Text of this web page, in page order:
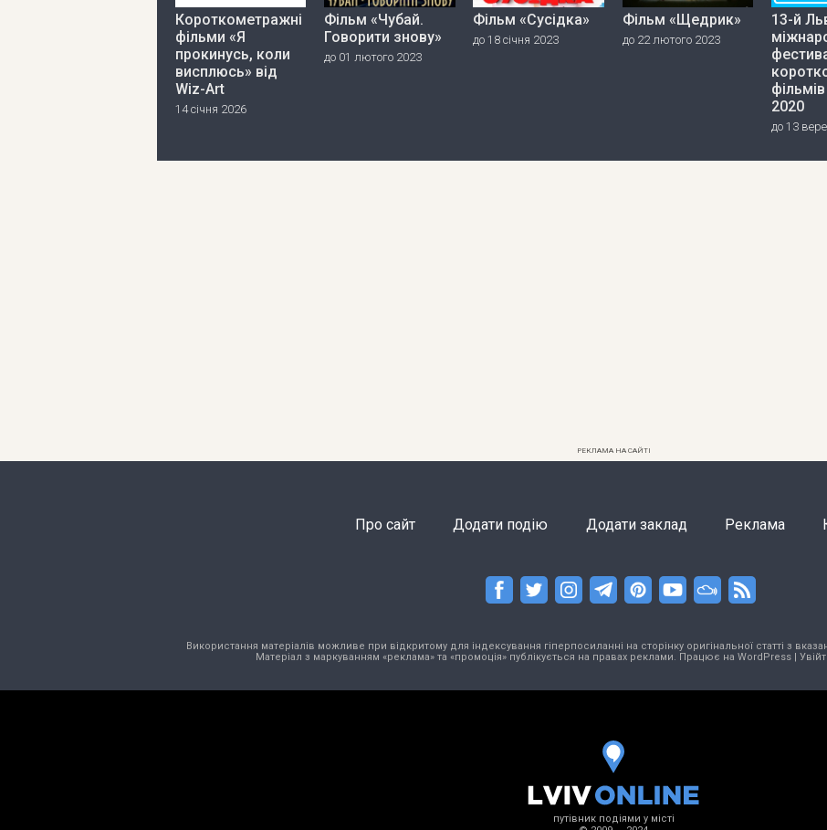
Короткометражні
фільми «Я
прокинусь, коли
висплюсь» від
Wiz-Art
14 січня 2026
Фільм «Чубай.
Говорити знову»
до 01 лютого 2023
Фільм «Сусідка»
до 18 січня 2023
Фільм «Щедрик»
до 22 лютого 2023
13-й
2020
до 13
РЕКЛАМА НА САЙТІ
Про сайт Додати подію Додати заклад Реклама
Використання матеріалів можливе при відкритому для індексування гіперпосиланні на сторінку оригінальної статті з
Матеріал з маркуванням «реклама» та «промоція» публікується на правах реклами. Працює на WordPress|
путівник подіями у місті